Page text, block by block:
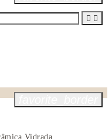
 
Vidrada